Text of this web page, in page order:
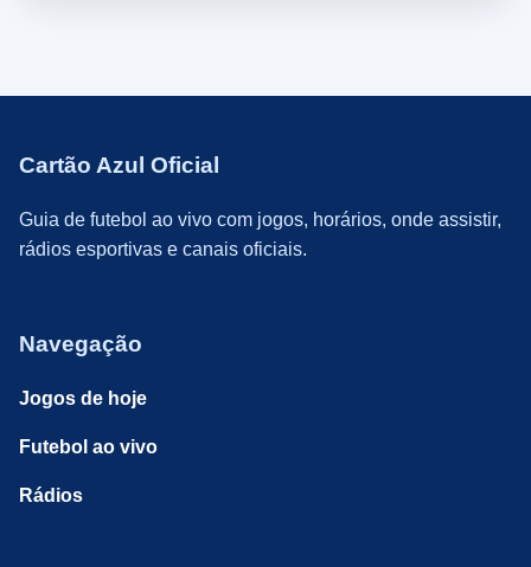
Cartão Azul Oficial
Guia de futebol ao vivo com jogos, horários, onde assistir,
rádios esportivas e canais oficiais.
Navegação
Jogos de hoje
Futebol ao vivo
Rádios